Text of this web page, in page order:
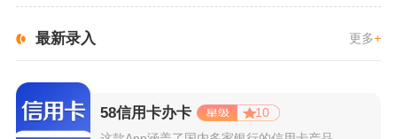
最新录入 更多+
58信用卡办卡
10